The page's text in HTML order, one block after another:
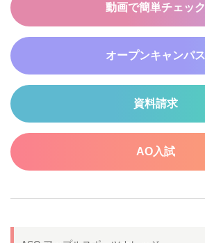
動画で簡単チェック
オープンキャンパス
資料請求
AO入試